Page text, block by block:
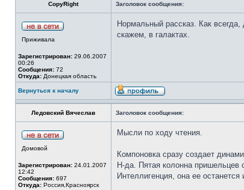
CopyRight Заголовок сообщения:
Приживала
Зарегистрирован: 29.06.2007
00:26
Сообщения: 72
Откуда: Донецкая область
Нормальный рассказ. Как
скажем, в галактах.
Вернуться к началу
Ледовский Вячеслав Заголовок сообщения:
Домовой
Зарегистрирован: 24.01.2007
12:42
Сообщения: 697
Откуда: Россия,Красноярск
Мысли по ходу чтения.
Компоновка сразу создает
Н-да. Пятая колонна пришельцев
Интеллигенция, она ее